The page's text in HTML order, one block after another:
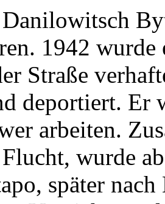
1942
Straße
deportiert. Er
arbeiten.
wurde
später